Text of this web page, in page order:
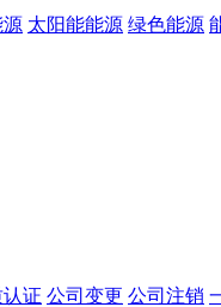
源 太阳能能源 绿色能源
证 公司变更 公司注销